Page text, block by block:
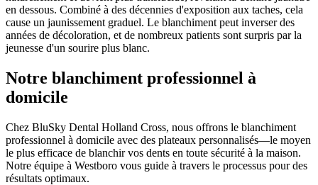
en dessous. Combiné à des décennies d'exposition aux taches, cela
cause un jaunissement graduel. Le blanchiment peut inverser des
années de décoloration, et de nombreux patients sont surpris par la
jeunesse d'un sourire plus blanc.
Notre blanchiment professionnel à
domicile
Chez BluSky Dental Holland Cross, nous offrons le blanchiment
professionnel à domicile avec des plateaux personnalisés—le moyen
le plus efficace de blanchir vos dents en toute sécurité à la maison.
Notre équipe à Westboro vous guide à travers le processus pour des
résultats optimaux.